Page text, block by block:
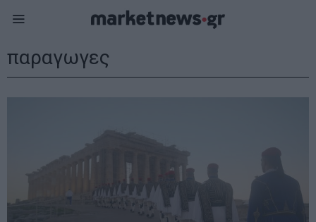
παραγωγες